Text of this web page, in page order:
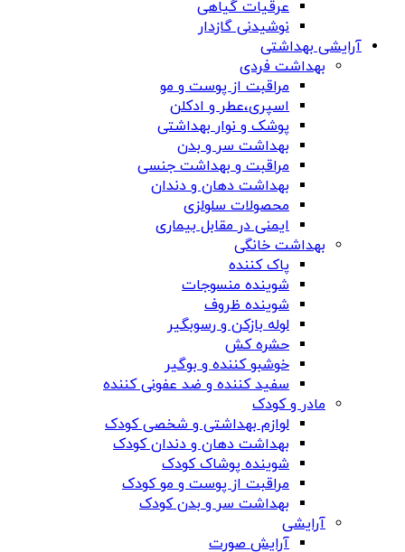
عرقیات گیاهی
نوشیدنی گازدار
آرایشی بهداشتی
بهداشت فردی
مراقبت از پوست و مو
اسپری،عطر و ادکلن
پوشک و نوار بهداشتی
بهداشت سر و بدن
مراقبت و بهداشت جنسی
بهداشت دهان و دندان
محصولات سلولزی
ایمنی در مقابل بیماری
بهداشت خانگی
پاک کننده
شوینده منسوجات
شوینده ظروف
لوله بازکن و رسوبگیر
حشره کش
خوشبو کننده و بوگیر
سفید کننده و ضد عفونی کننده
مادر و کودک
لوازم بهداشتی و شخصی کودک
بهداشت دهان و دندان کودک
شوینده پوشاک کودک
مراقبت از پوست و مو کودک
بهداشت سر و بدن کودک
آرایشی
آرایش صورت